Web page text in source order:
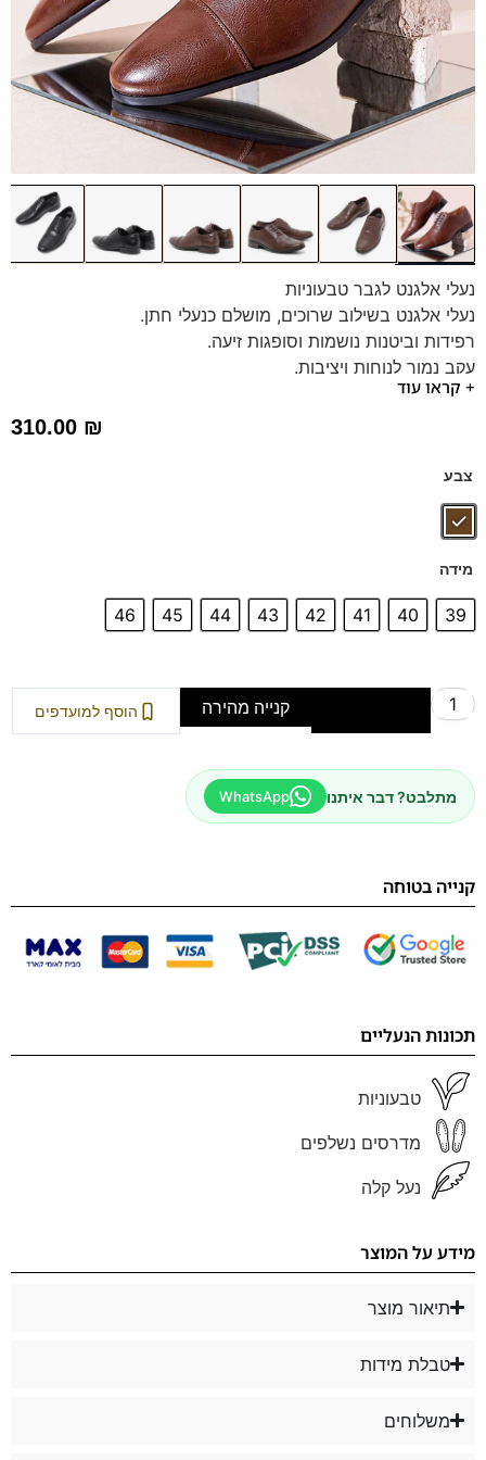
נעלי אלגנט לגבר טבעוניות
נעלי אלגנט בשילוב שרוכים, מושלם כנעלי חתן.
רפידות וביטנות נושמות וסופגות זיעה.
עקב נמוך לנוחות ויציבות.
+ קראו עוד
310.00 ₪
צבע
מידה
39
40
41
42
43
44
45
46
הוסף למועדפים קנייה מהירה
מתלבט? דבר איתנו WhatsApp
קנייה בטוחה
תכונות הנעליים
טבעוניות
מדרסים נשלפים
נעל קלה
מידע על המוצר
תיאור מוצר
טבלת מידות
משלוחים